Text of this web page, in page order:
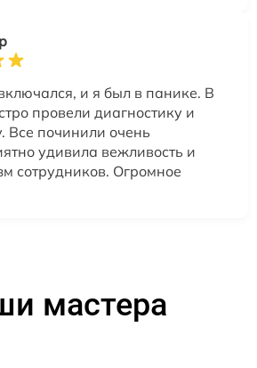
и я был в панике. В
провели диагностику и
Все починили очень
удивила вежливость и
сотрудников. Огромное
мастера